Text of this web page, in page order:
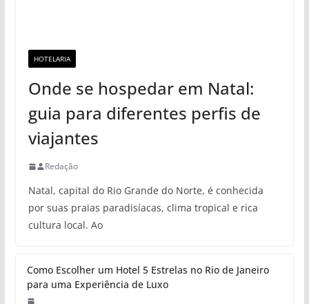
HOTELARIA
Onde se hospedar em Natal:
guia para diferentes perfis de
viajantes
Redação
Natal, capital do Rio Grande do Norte, é conhecida
por suas praias paradisíacas, clima tropical e rica
cultura local. Ao
Como Escolher um Hotel 5 Estrelas no Rio de Janeiro
para uma Experiência de Luxo